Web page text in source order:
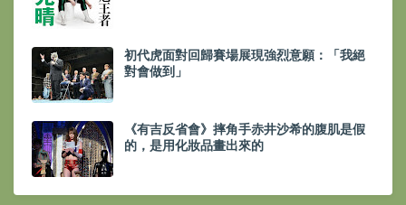
初代虎面對回歸賽場展現強烈意願：「我絕
對會做到」
《有吉反省會》摔角手赤井沙希的腹肌是假
的，是用化妝品畫出來的